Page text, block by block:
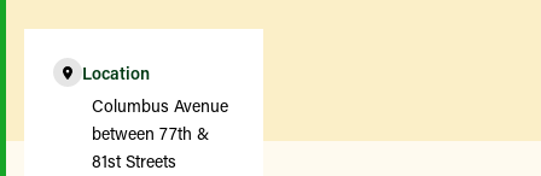
Location
Columbus Avenue
between 77th &
81st Streets